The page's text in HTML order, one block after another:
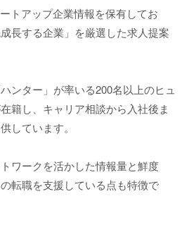
トアップ企業情報を保有してお
長する企業」を厳選した求人提案
ンター」が率いる200名以上のヒュ
籍し、キャリア相談から入社後ま
しています。
ワークを活かした情報量と鮮度
転職を支援している点も特徴で